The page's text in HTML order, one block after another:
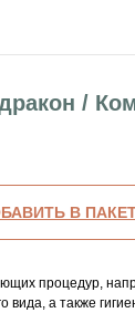
/
В
процедур,
вида, а также